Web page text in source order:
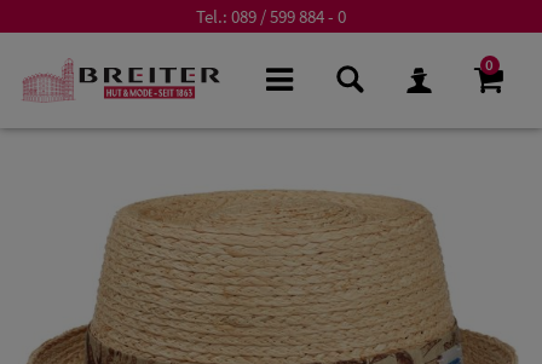
Tel.: 089 / 599 884 - 0
0